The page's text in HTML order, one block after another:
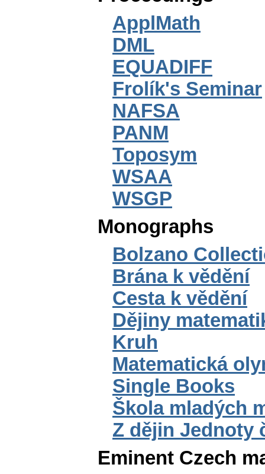
ApplMath
DML
EQUADIFF
Frolík's Seminar
NAFSA
PANM
Toposym
WSAA
WSGP
Monographs
Bolzano
Brána k vědění
Cesta k vědění
Dějiny
Kruh
Matematická
Single Books
Škola mladých
Z dějin Jednoty
Eminent Czech